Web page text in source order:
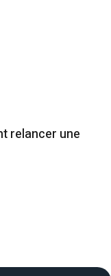
relancer une